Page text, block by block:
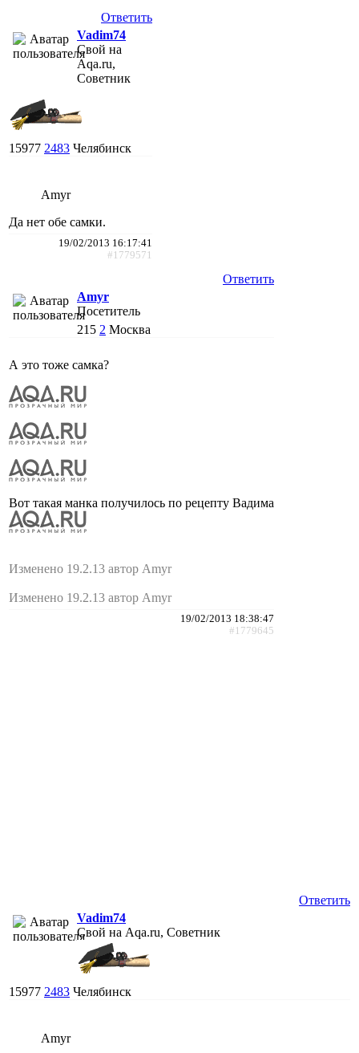
Ответить
Vadim74
Свой на
Aqa.ru,
Советник
15977 2483 Челябинск
Amyr
Да нет обе самки.
19/02/2013 16:17:41
#1779571
Ответить
Amyr
Посетитель
215 2 Москва
А это тоже самка?
Вот такая манка получилось по рецепту Вадима
Изменено 19.2.13 автор Amyr
Изменено 19.2.13 автор Amyr
19/02/2013 18:38:47
#1779645
Ответить
Vadim74
Свой на Aqa.ru, Советник
15977 2483 Челябинск
Amyr